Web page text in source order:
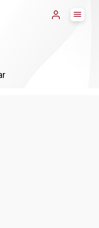
menu